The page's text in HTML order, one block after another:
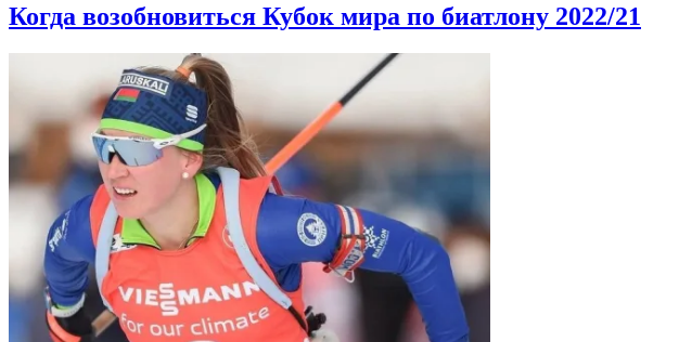
Когда возобновиться Кубок мира по биатлону 2022/21